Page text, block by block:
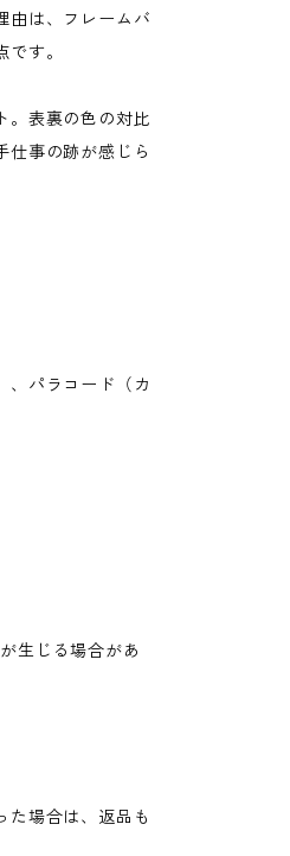
由は、フレームバ
す。
。表裏の色の対比
仕事の跡が感じら
、パラコード（カ
生じる場合があ
た場合は、返品も